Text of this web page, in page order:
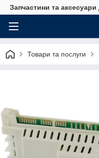
Запчастини та
Товари та послуги